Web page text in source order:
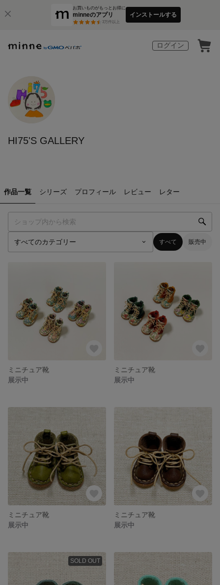
お買いものがもっとお得に
minneのアプリ
3万件以上
インストールする
ログイン
HI75'S GALLERY
作品一覧 シリーズ プロフィール レビュー レター
すべて 販売中
ミニチュア靴
展示中
ミニチュア靴
展示中
ミニチュア靴
展示中
ミニチュア靴
展示中
SOLD OUT